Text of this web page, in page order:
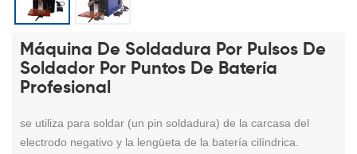
Máquina De Soldadura Por Pulsos De
Soldador Por Puntos De Batería
Profesional
se utiliza para soldar (un pin soldadura) de la carcasa del
electrodo negativo y la lengüeta de la batería cilíndrica.